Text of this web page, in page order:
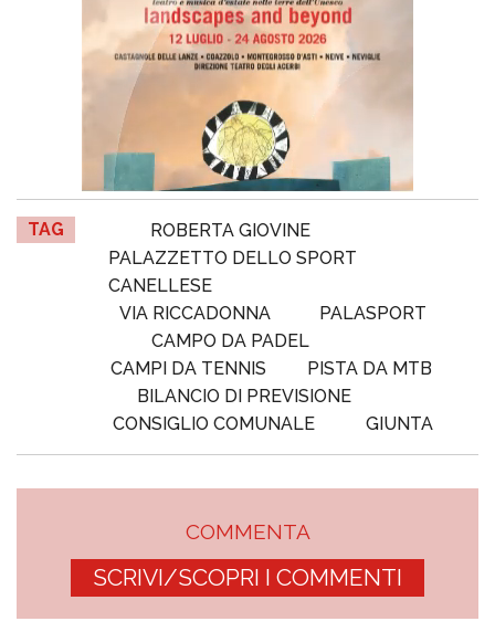
TAG
ROBERTA GIOVINE
PALAZZETTO DELLO SPORT
CANELLESE
VIA RICCADONNA
PALASPORT
CAMPO DA PADEL
CAMPI DA TENNIS
PISTA DA MTB
BILANCIO DI PREVISIONE
CONSIGLIO COMUNALE
GIUNTA
COMMENTA
SCRIVI/SCOPRI I COMMENTI